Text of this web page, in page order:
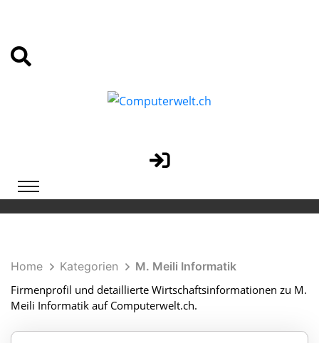
Home Kategorien
M. Meili Informatik
Firmenprofil und detaillierte Wirtschaftsinformationen zu M.
Meili Informatik auf Computerwelt.ch.